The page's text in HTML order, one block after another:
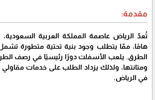
مقدمة:
تُعدّ الرياض عاصمة المملكة العربية السعودية،
هامًا، ممّا يتطلب وجود بنية تحتية متطورة
الطرق. يلعب الأسفلت دورًا رئيسيًا في رصف
ومتانتها، ولذلك يزداد الطلب على خدمات
في الرياض.